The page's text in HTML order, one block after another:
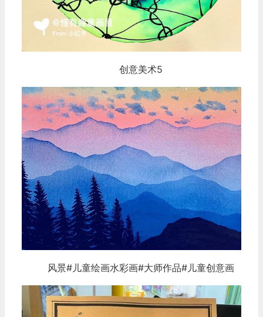
创意美术5
风景#儿童绘画水彩画#大师作品#儿童创意画